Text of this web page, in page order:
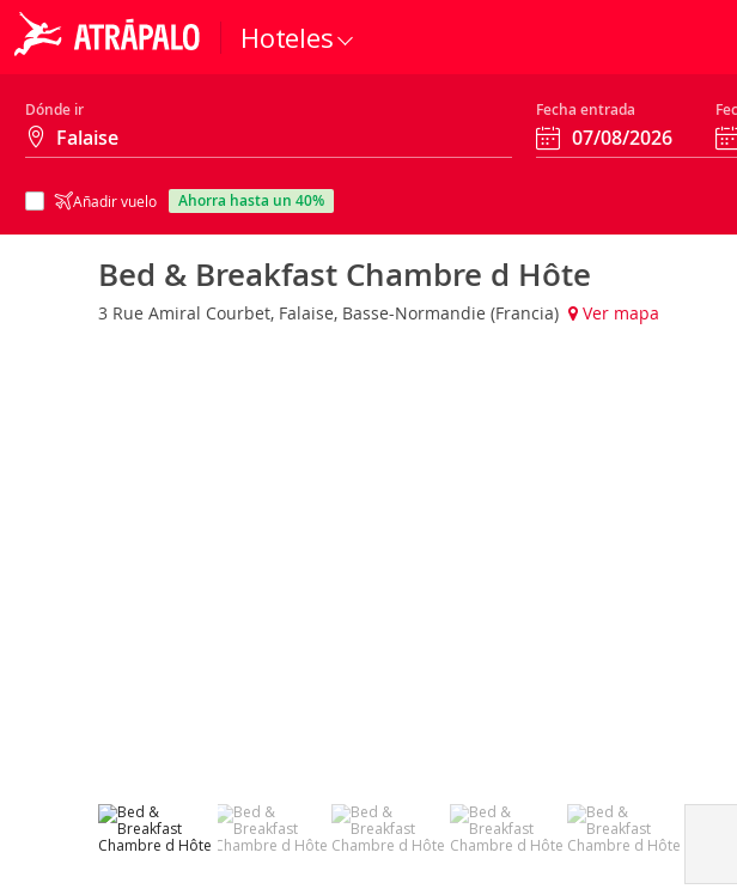
Hoteles
Dónde ir Fecha entrada
Añadir vuelo ahorra hasta un 40%
Bed & Breakfast Chambre d Hôte
3 Rue Amiral Courbet, Falaise, Basse-Normandie (Francia) Ver mapa